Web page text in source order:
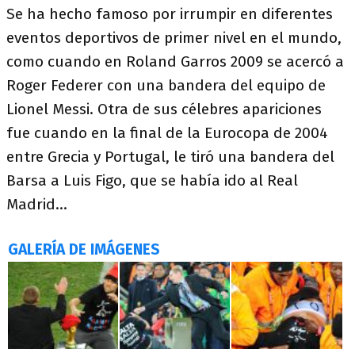
Se ha hecho famoso por irrumpir en diferentes
eventos deportivos de primer nivel en el mundo,
como cuando en Roland Garros 2009 se acercó a
Roger Federer con una bandera del equipo de
Lionel Messi. Otra de sus célebres apariciones
fue cuando en la final de la Eurocopa de 2004
entre Grecia y Portugal, le tiró una bandera del
Barsa a Luis Figo, que se había ido al Real
Madrid...
GALERÍA DE IMÁGENES